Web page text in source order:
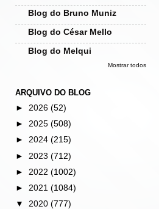
Blog do Bruno Muniz
Blog do César Mello
Blog do Melqui
Mostrar todos
ARQUIVO DO BLOG
► 2026 (52)
► 2025 (508)
► 2024 (215)
► 2023 (712)
► 2022 (1002)
► 2021 (1084)
▼ 2020 (777)